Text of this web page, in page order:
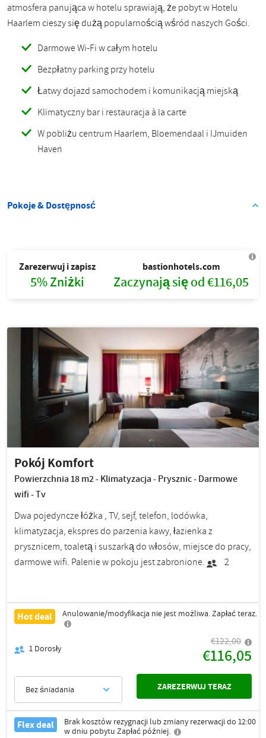
atmosfera panująca w hotelu sprawiają, że pobyt w Hotelu
Haarlem cieszy się dużą popularnością wśród naszych Gości.
Darmowe Wi-Fi w całym hotelu
Bezpłatny parking przy hotelu
Łatwy dojazd samochodem i komunikacją miejską
Klimatyczny bar i restauracja à la carte
W pobliżu centrum Haarlem, Bloemendaal i IJmuiden
Haven
Pokoje & Dostępnosć
Zarezerwuj i zapisz
5% Zniżki
bastionhotels.com
Zaczynają się od €116,05
Pokój Komfort
Powierzchnia 18 m2 - Klimatyzacja - Prysznic - Darmowe
wifi - Tv
Dwa pojedyncze łóżka , TV, sejf, telefon, lodówka,
klimatyzacja, ekspres do parzenia kawy, łazienka z
prysznicem, toaletą i suszarką do włosów, miejsce do pracy,
darmowe wifi. Palenie w pokoju jest zabronione.
2
Hot deal Anulowanie/modyfikacja nie jest możliwa. Zapłać teraz.
1 Dorosły
€122,00
€116,05
Bez śniadania ZAREZERWUJ TERAZ
Flex deal
Brak kosztów rezygnacji lub zmiany rezerwacji do 12:00
w dniu pobytu Zapłać później.